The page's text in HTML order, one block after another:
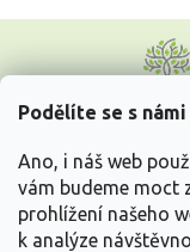
Podělíte se s
Ano, i náš web
vám budeme moct
prohlížení našeho
k analýze
p
Vše o nákupu
Informace pro